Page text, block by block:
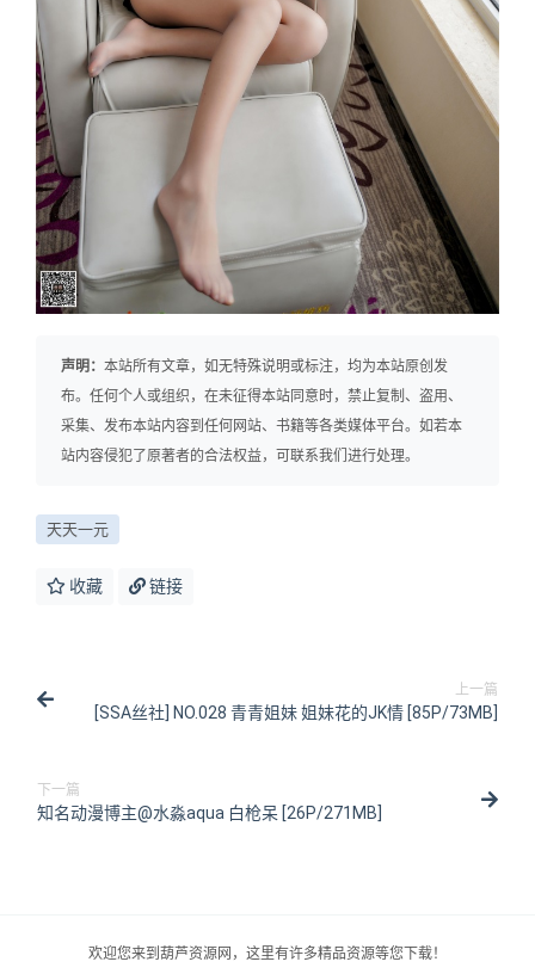
声明： 本站所有文章，如无特殊说明或标注，均为本站原创发
布。任何个人或组织，在未征得本站同意时，禁止复制、盗用、
采集、发布本站内容到任何网站、书籍等各类媒体平台。如若本
站内容侵犯了原著者的合法权益，可联系我们进行处理。
天天一元
收藏 链接
上一篇
[SSA丝社] NO.028 青青姐妹 姐妹花的JK情 [85P/73MB]
下一篇
知名动漫博主@水淼aqua 白枪呆 [26P/271MB]
欢迎您来到葫芦资源网，这里有许多精品资源等您下载！